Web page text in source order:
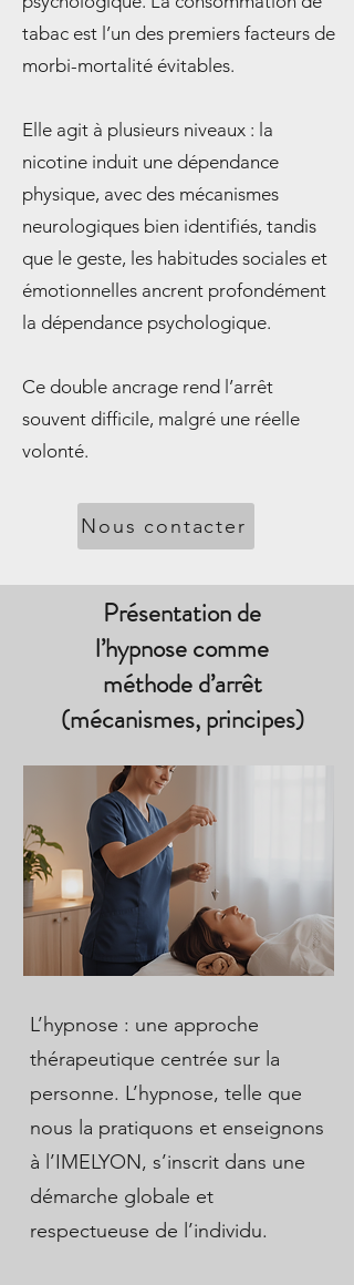
tabac est l’un des premiers facteurs de
morbi-mortalité évitables.
Elle agit à plusieurs niveaux : la
nicotine induit une dépendance
physique, avec des mécanismes
neurologiques bien identifiés, tandis
que le geste, les habitudes sociales et
émotionnelles ancrent profondément
la dépendance psychologique.
Ce double ancrage rend l’arrêt
souvent difficile, malgré une réelle
volonté.
Nous contacter
Présentation de
l’hypnose comme
méthode d’arrêt
(mécanismes, principes)
L’hypnose : une approche
thérapeutique centrée sur la
personne. L’hypnose, telle que
nous la pratiquons et enseignons
à l’IMELYON, s’inscrit dans une
démarche globale et
respectueuse de l’individu.